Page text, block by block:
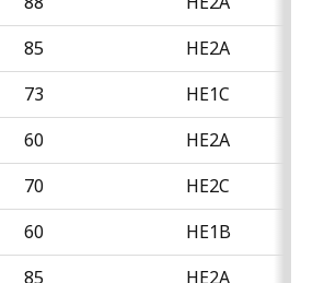
85
HE2A
73
HE1C
60
HE2A
70
HE2C
60
HE1B
85
HE2A